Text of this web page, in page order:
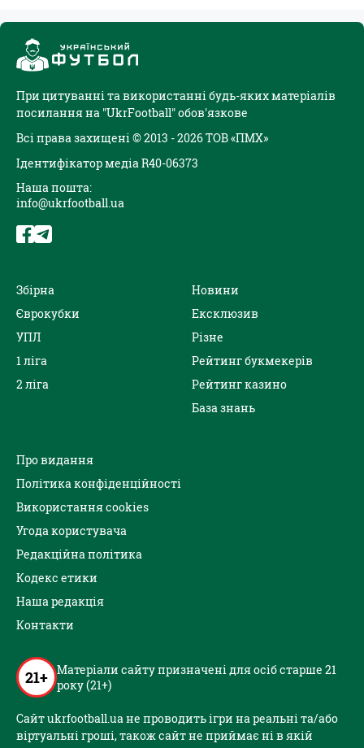
При цитуванні та використанні будь-яких матеріалів
посилання на "UkrFootball" обов'язкове
Всі права захищені © 2013 - 2026 ТОВ «ПМХ»
Ідентифікатор медіа R40-06373
Наша пошта:
info@ukrfootball.ua
Збірна
Єврокубки
УПЛ
1 ліга
2 ліга
Новини
Ексклюзив
Різне
Рейтинг букмекерів
Рейтинг казино
База знань
Про видання
Політика конфіденційності
Використання cookies
Угода користувача
Редакційна політика
Кодекс етики
Наша редакція
Контакти
21+ Матеріали сайту призначені для осіб старше 21
року (21+)
Сайт ukrfootball.ua не проводить ігри на реальні та/або
віртуальні гроші, також сайт не приймає ні в якій